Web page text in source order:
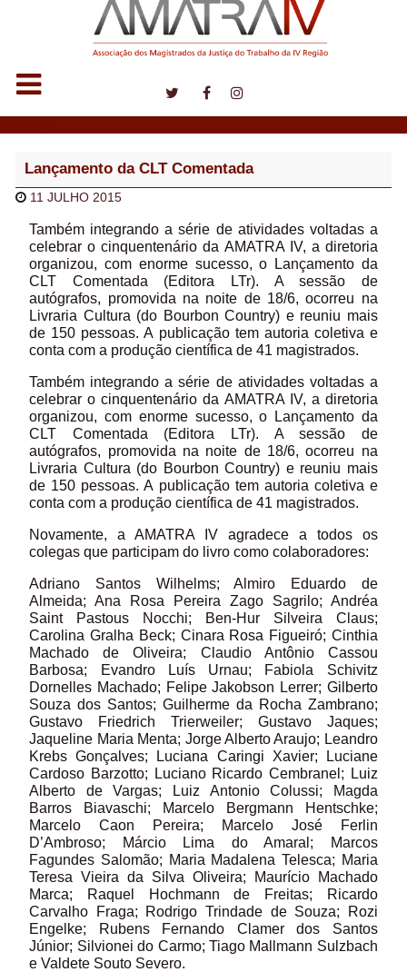
Lançamento da CLT Comentada
11 JULHO 2015
Também integrando a série de atividades voltadas a
celebrar o cinquentenário da AMATRA IV, a diretoria
organizou, com enorme sucesso, o Lançamento da
CLT Comentada (Editora LTr). A sessão de
autógrafos, promovida na noite de 18/6, ocorreu na
Livraria Cultura (do Bourbon Country) e reuniu mais
de 150 pessoas. A publicação tem autoria coletiva e
conta com a produção científica de 41 magistrados.
Também integrando a série de atividades voltadas a
celebrar o cinquentenário da AMATRA IV, a diretoria
organizou, com enorme sucesso, o Lançamento da
CLT Comentada (Editora LTr). A sessão de
autógrafos, promovida na noite de 18/6, ocorreu na
Livraria Cultura (do Bourbon Country) e reuniu mais
de 150 pessoas. A publicação tem autoria coletiva e
conta com a produção científica de 41 magistrados.
Novamente, a AMATRA IV agradece a todos os
colegas que participam do livro como colaboradores:
Adriano Santos Wilhelms; Almiro Eduardo de
Almeida; Ana Rosa Pereira Zago Sagrilo; Andréa
Saint Pastous Nocchi; Ben-Hur Silveira Claus;
Carolina Gralha Beck; Cinara Rosa Figueiró; Cinthia
Machado de Oliveira; Claudio Antônio Cassou
Barbosa; Evandro Luís Urnau; Fabiola Schivitz
Dornelles Machado; Felipe Jakobson Lerrer; Gilberto
Souza dos Santos; Guilherme da Rocha Zambrano;
Gustavo Friedrich Trierweiler; Gustavo Jaques;
Jaqueline Maria Menta; Jorge Alberto Araujo; Leandro
Krebs Gonçalves; Luciana Caringi Xavier; Luciane
Cardoso Barzotto; Luciano Ricardo Cembranel; Luiz
Alberto de Vargas; Luiz Antonio Colussi; Magda
Barros Biavaschi; Marcelo Bergmann Hentschke;
Marcelo Caon Pereira; Marcelo José Ferlin
D’Ambroso; Márcio Lima do Amaral; Marcos
Fagundes Salomão; Maria Madalena Telesca; Maria
Teresa Vieira da Silva Oliveira; Maurício Machado
Marca; Raquel Hochmann de Freitas; Ricardo
Carvalho Fraga; Rodrigo Trindade de Souza; Rozi
Engelke; Rubens Fernando Clamer dos Santos
Júnior; Silvionei do Carmo; Tiago Mallmann Sulzbach
e Valdete Souto Severo.